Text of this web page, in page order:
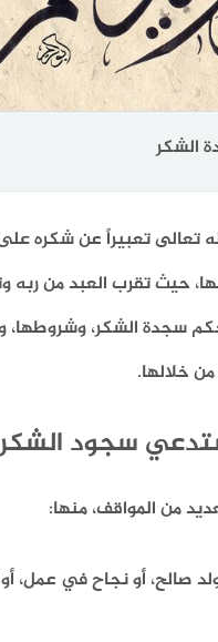
الشكر
تعالى تعبيراً عن شكره
حيث تقرب العبد من ربه
سجدة الشكر، وشروطها،
خلالها.
سجود
من المواقف،منها:
صالح، أو نجاح في عمل،